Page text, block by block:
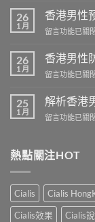
港
芒
果
陽
藥
商
–
專
陽
產
購
物
平
台〉
26
1 月
香港男性
在
港
男
性
防
早
洩
面
中
留言功能已關
26
1 月
香港男性
在
港
男
性
早
小
妙
招〉
留言功能已關
25
1 月
解析香港
在
香
港
性
早
洩
留言功能已關
熱點關注HOT
Cialis Cialis
Cialis效果
Cialis